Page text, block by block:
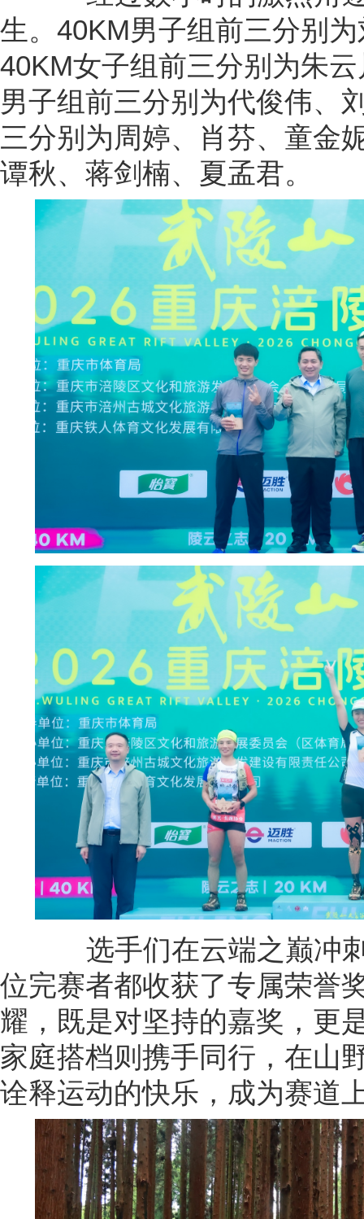
生。40KM男子组前三分别
40KM女子组前三分别为朱
男子组前三分别为代俊伟、
三分别为周婷、肖芬、童金
谭秋、蒋剑楠、夏孟君。
选手们在云端之巅冲刺
位完赛者都收获了专属荣誉
耀，既是对坚持的嘉奖，更
家庭搭档则携手同行，在山
诠释运动的快乐，成为赛道